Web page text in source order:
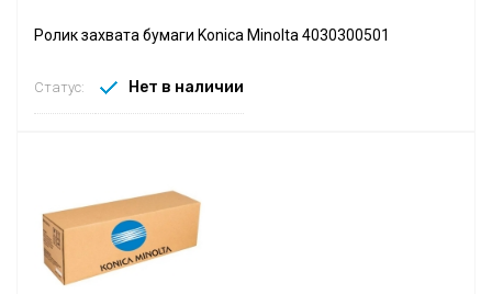
Ролик захвата бумаги Konica Minolta 4030300501
Статус: Нет в наличии